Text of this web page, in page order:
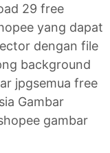
29 free
yang dapat
dengan file
background
jpgsemua free
Gambar
gambar